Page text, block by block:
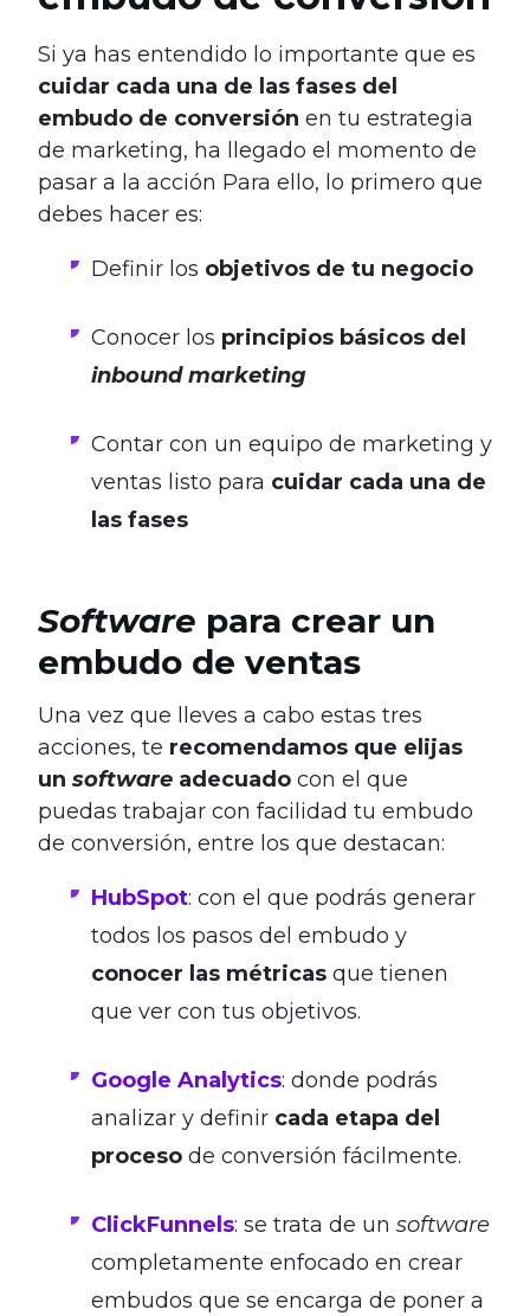
Si ya has entendido lo importante que es
cuidar cada una de las fases del
embudo de conversión en tu estrategia
de marketing, ha llegado el momento de
pasar a la acción Para ello, lo primero que
debes hacer es:
Definir los objetivos de tu negocio
Conocer los principios básicos del
inbound marketing
Contar con un equipo de marketing y
ventas listo para cuidar cada una de
las fases
Software para crear un
embudo de ventas
Una vez que lleves a cabo estas tres
acciones, te recomendamos que elijas
un software adecuado con el que
puedas trabajar con facilidad tu embudo
de conversión, entre los que destacan:
HubSpot: con el que podrás generar
todos los pasos del embudo y
conocer las métricas que tienen
que ver con tus objetivos.
Google Analytics: donde podrás
analizar y definir cada etapa del
proceso de conversión fácilmente.
ClickFunnels: se trata de un software
completamente enfocado en crear
embudos que se encarga de poner a